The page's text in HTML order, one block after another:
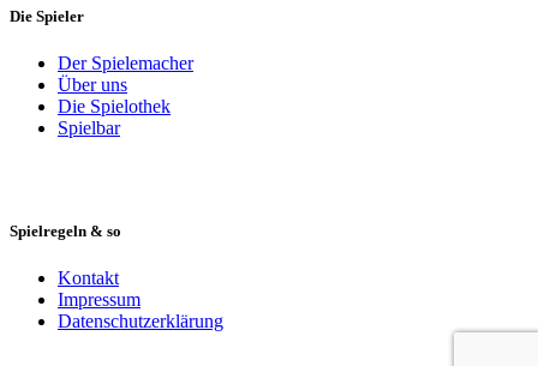
Die Spieler
Der Spielemacher
Über uns
Die Spielothek
Spielbar
Spielregeln & so
Kontakt
Impressum
Datenschutzerklärung